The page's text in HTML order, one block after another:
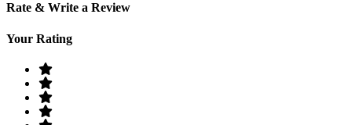
Rate & Write a Review
Your Rating